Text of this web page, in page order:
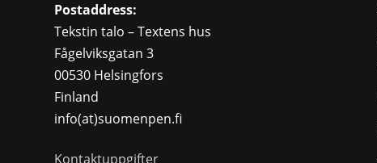
Postaddress:
Tekstin talo – Textens hus
Fågelviksgatan 3
00530 Helsingfors
Finland
info(at)suomenpen.fi
Kontaktuppgifter